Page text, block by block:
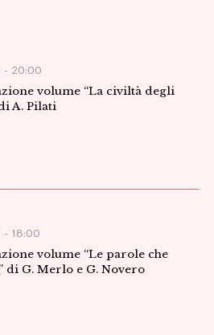
- 20:00
volume “La civiltà degli
A. Pilati
- 18:00
volume “Le parole che
di G. Merlo e G. Novero